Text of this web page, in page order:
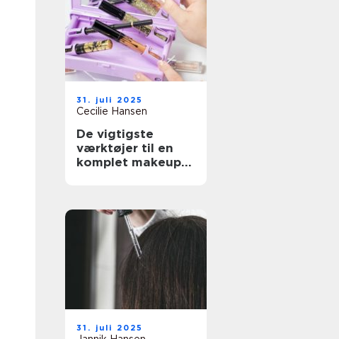
31. juli 2025
Cecilie Hansen
De vigtigste
værktøjer til en
komplet makeup-
31. juli 2025